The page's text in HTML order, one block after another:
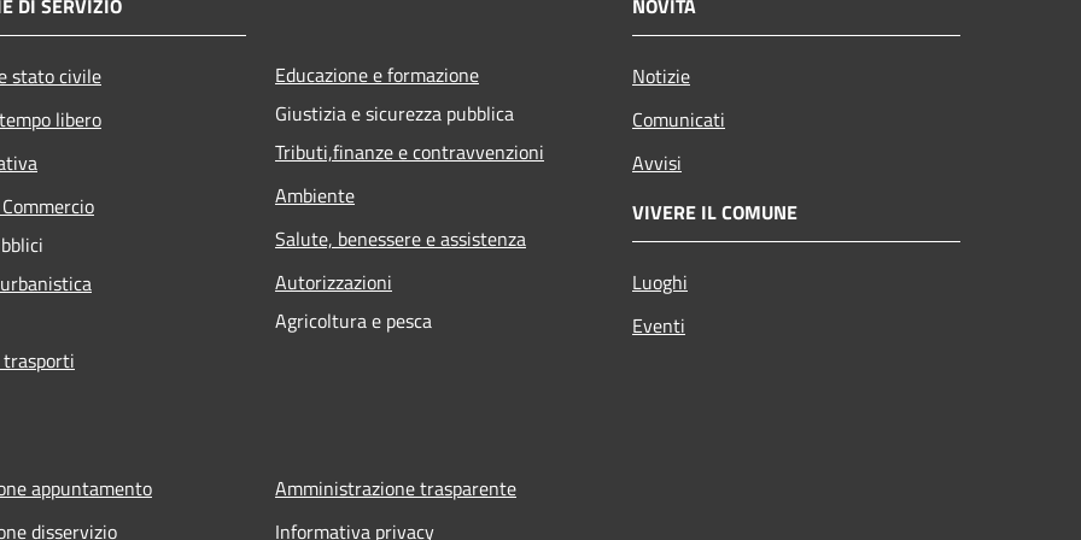
stato civile
libero
Educazione e formazione
Giustizia e sicurezza pubblica
Tributi,finanze e contravvenzioni
Ambiente
Salute, benessere e assistenza
Autorizzazioni
Agricoltura e pesca
Notizie
Comunicati
Avvisi
VIVERE IL COMUNE
Luoghi
Eventi
appuntamento
disservizio
Amministrazione trasparente
Informativa privacy